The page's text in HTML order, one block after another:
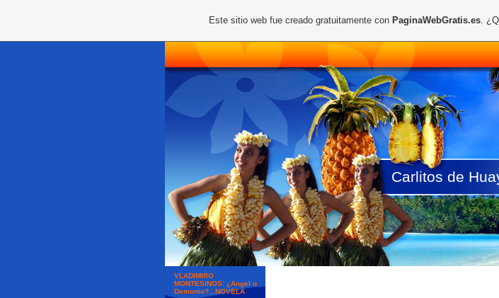
Carlitos de
VLADIMIRO
MONTESINOS: ¿Angel o
Demonio?...NOVELA
Este sitio web fue creado gratuitamente con PaginaWebGratis.es.